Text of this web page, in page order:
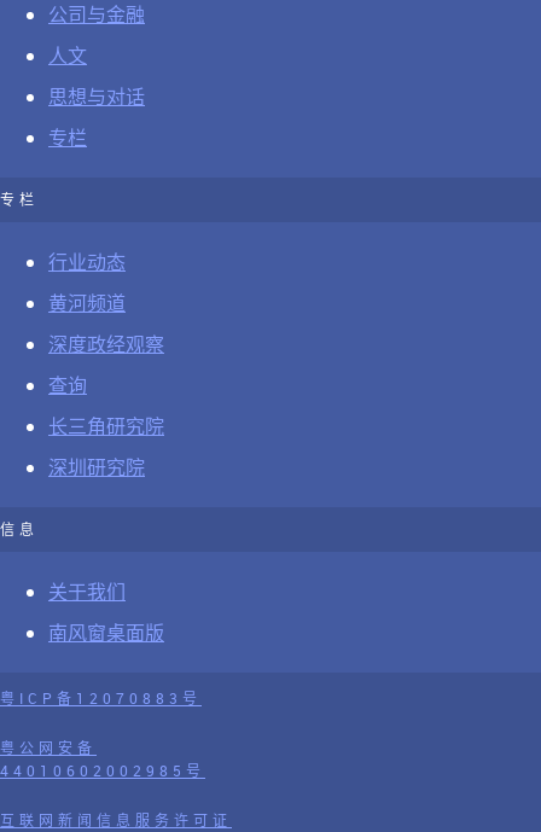
公司与金融
人文
思想与对话
专栏
专栏
行业动态
黄河频道
深度政经观察
查询
长三角研究院
深圳研究院
信息
关于我们
南风窗桌面版
粤ICP备12070883号
粤公网安备
44010602002985号
互联网新闻信息服务许可证